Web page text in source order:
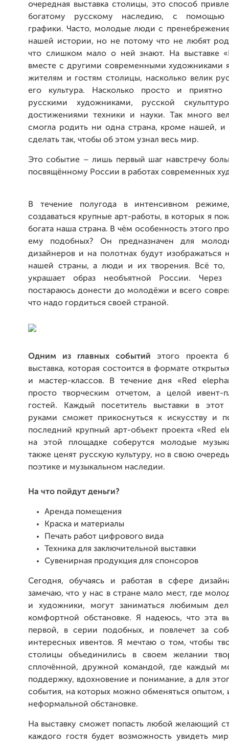
очередная выставка столицы, это способ
богатому русскому наследию, с помощью
графики. Часто, молодые люди с
нашей истории, но не потому что не любят
что слишком мало о ней знают. На выставке
вместе с другими современными художниками я
жителям и гостям столицы, насколько велик
его культура. Насколько просто и приятно
русскими художниками, русской
достижениями техники и науки. Так много
смогла родить ни одна страна, кроме нашей, и
сделать так, чтобы об этом узнал весь мир.
Это событие – лишь первый шаг навстречу
посвящённому России в работах современных
В течение полугода в интенсивном
создаваться крупные арт-работы, в которых я
богата наша страна. В чём особенность этого
ему подобных? Он предназначен для
дизайнеров и на полотнах будут изображаться
нашей страны, а люди и их творения. Всё то,
украшает образ необъятной России. Через
постараюсь донести до молодёжи и всего
что надо гордиться своей страной.
Одним из главных событий этого проекта
выставка, которая состоится в формате
и мастер-классов. В течение дня «Red
просто творческим отчетом, а целой ивент-
гостей. Каждый посетитель выставки в
руками сможет прикоснуться к искусству и
последний крупный арт-объект проекта «Red
на этой площадке соберутся молодые
также ценят русскую культуру, но в свою
поэтике и музыкальном наследии.
На что пойдут деньги?
Аренда помещения
Краска и материалы
Печать работ цифрового вида
Техника для заключительной выставки
Сувенирная продукция для спонсоров
Сегодня, обучаясь и работая в сфере
замечаю, что у нас в стране мало мест, где
и художники, могут заниматься любимым
комфортной обстановке. Я надеюсь, что эта
первой, в серии подобных, и повлечет за
интересных ивентов. Я мечтаю о том, чтобы
столицы объединились в своем желании
сплочённой, дружной командой, где каждый
поддержку, вдохновение и понимание, а для
события, на которых можно обменяться опытом,
неформальной обстановке.
На выставку сможет попасть любой желающий
каждого гостя будет возможность увидеть